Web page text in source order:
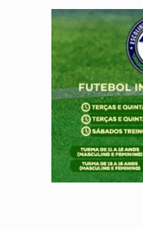
VÍDEO:FTICCO
INCLUSÃO:
DEFESA:
TEMAS
PREVISÃO:
A ILHA: